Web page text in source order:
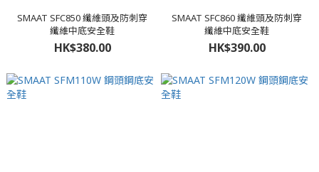
SMAAT SFC850 纖維頭及防刺穿
纖維中底安全鞋
HK$380.00
SMAAT SFC860 纖維頭及防刺穿
纖維中底安全鞋
HK$390.00